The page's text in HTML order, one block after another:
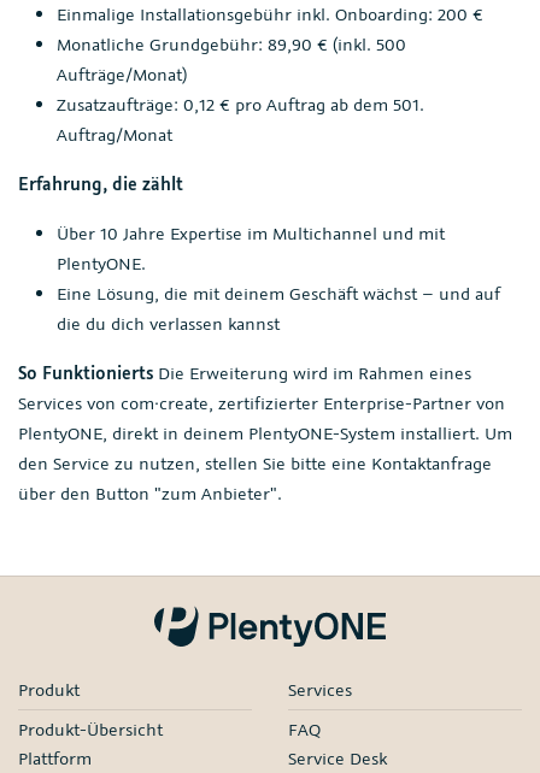
Einmalige Installationsgebühr inkl. Onboarding: 200 €
Monatliche Grundgebühr: 89,90 € (inkl. 500
Aufträge/Monat)
Zusatzaufträge: 0,12 € pro Auftrag ab dem 501.
Auftrag/Monat
Erfahrung, die zählt
Über 10 Jahre Expertise im Multichannel und mit
PlentyONE.
Eine Lösung, die mit deinem Geschäft wächst – und auf
die du dich verlassen kannst
So Funktionierts Die Erweiterung wird im Rahmen eines
Services von com·create, zertifizierter Enterprise-Partner von
PlentyONE, direkt in deinem PlentyONE-System installiert. Um
den Service zu nutzen, stellen Sie bitte eine Kontaktanfrage
über den Button "zum Anbieter".
Produkt
Produkt-Übersicht
Plattform
Services
FAQ
Service Desk